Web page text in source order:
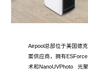
Airpool总部位于美国德
案供应商，拥有
术和NanoUVPhoto 光